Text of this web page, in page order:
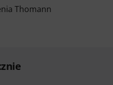
Thomann